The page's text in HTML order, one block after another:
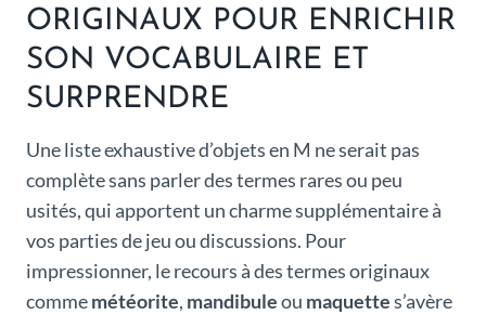
ORIGINAUX POUR ENRICHIR
SON VOCABULAIRE ET
SURPRENDRE
Une liste exhaustive d’objets en M ne serait pas
complète sans parler des termes rares ou peu
usités, qui apportent un charme supplémentaire à
vos parties de jeu ou discussions. Pour
impressionner, le recours à des termes originaux
commemétéorite, mandibuleou maquettes’avère